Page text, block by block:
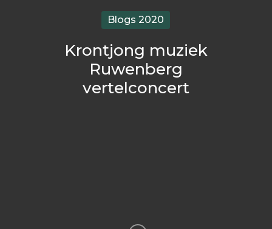
Blogs 2020
Krontjong muziek
Ruwenberg
vertelconcert